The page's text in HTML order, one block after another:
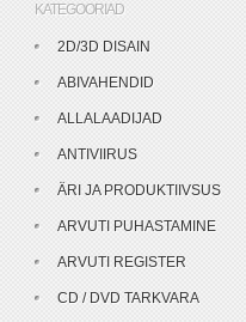
KATEGOORIAD
2D/3D DISAIN
ABIVAHENDID
ALLALAADIJAD
ANTIVIIRUS
ÄRI JA PRODUKTIIVSUS
ARVUTI PUHASTAMINE
ARVUTI REGISTER
CD / DVD TARKVARA